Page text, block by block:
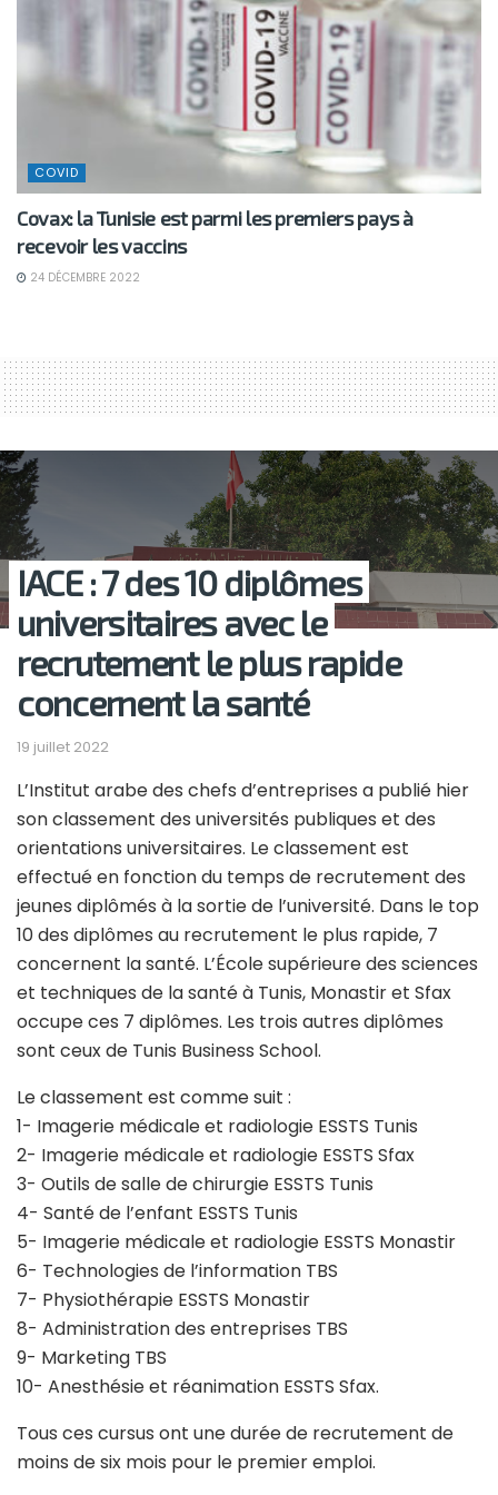
COVID
Covax: la Tunisie est parmi les premiers pays à
recevoir les vaccins
24 DÉCEMBRE 2022
IACE : 7 des 10 diplômes
universitaires avec le
recrutement le plus rapide
concernent la santé
19 juillet 2022
L’Institut arabe des chefs d’entreprises a publié hier
son classement des universités publiques et des
orientations universitaires. Le classement est
effectué en fonction du temps de recrutement des
jeunes diplômés à la sortie de l’université. Dans le top
10 des diplômes au recrutement le plus rapide, 7
concernent la santé. L’École supérieure des sciences
et techniques de la santé à Tunis, Monastir et Sfax
occupe ces 7 diplômes. Les trois autres diplômes
sont ceux de Tunis Business School.
Le classement est comme suit :
1- Imagerie médicale et radiologie ESSTS Tunis
2- Imagerie médicale et radiologie ESSTS Sfax
3- Outils de salle de chirurgie ESSTS Tunis
4- Santé de l’enfant ESSTS Tunis
5- Imagerie médicale et radiologie ESSTS Monastir
6- Technologies de l’information TBS
7- Physiothérapie ESSTS Monastir
8- Administration des entreprises TBS
9- Marketing TBS
10- Anesthésie et réanimation ESSTS Sfax.
Tous ces cursus ont une durée de recrutement de
moins de six mois pour le premier emploi.